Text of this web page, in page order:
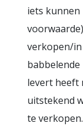
iets
verkopen/
levert heeft
uitstekend
te